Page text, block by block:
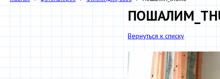
Вернуться к списку